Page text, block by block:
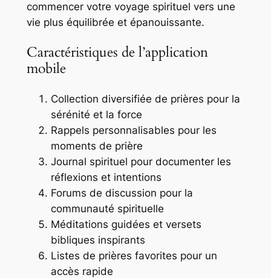
commencer votre voyage spirituel vers une
vie plus équilibrée et épanouissante.
Caractéristiques de l’application
mobile
Collection diversifiée de prières pour la
sérénité et la force
Rappels personnalisables pour les
moments de prière
Journal spirituel pour documenter les
réflexions et intentions
Forums de discussion pour la
communauté spirituelle
Méditations guidées et versets
bibliques inspirants
Listes de prières favorites pour un
accès rapide